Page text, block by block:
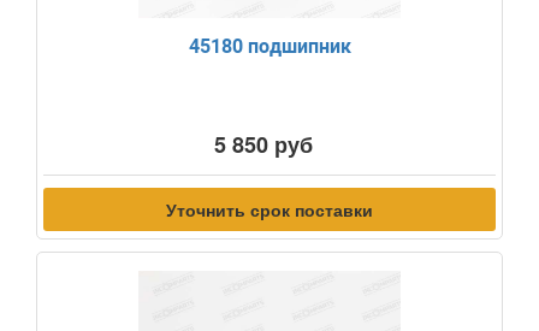
45180 подшипник
5 850 руб
Уточнить срок поставки